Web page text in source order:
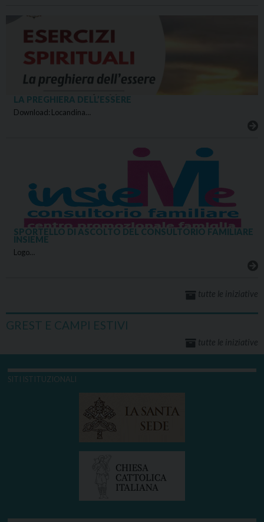
LA PREGHIERA DELL’ESSERE
Download: Locandina…
SPORTELLO DI ASCOLTO DEL CONSULTORIO FAMILIARE
INSIEME
Logo…
tutte le iniziative
GREST E CAMPI ESTIVI
tutte le iniziative
SITI ISTITUZIONALI